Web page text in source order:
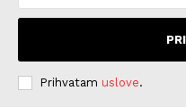
Prihvatam uslove.